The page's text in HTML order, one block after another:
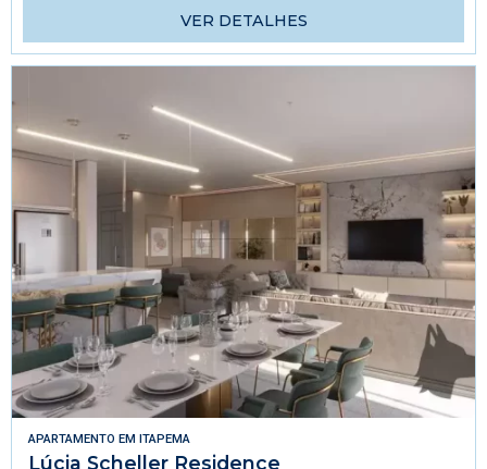
VER DETALHES
APARTAMENTO EM ITAPEMA
Lúcia Scheller Residence